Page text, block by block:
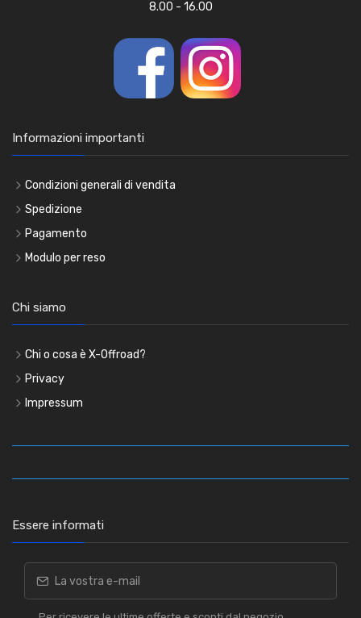
8.00 - 16.00
Informazioni importanti
Condizioni generali di vendita
Spedizione
Pagamento
Modulo per reso
Chi siamo
Chi o cosa è X-Offroad?
Privacy
Impressum
Essere informati